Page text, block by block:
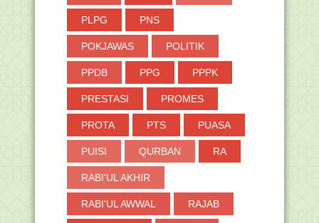
PLPG PNS
POKJAWAS POLITIK
PPDB PPG PPPK
PRESTASI PROMES
PROTA PTS PUASA
PUISI QURBAN RA
RABI'UL AKHIR
RABI'UL AWWAL RAJAB